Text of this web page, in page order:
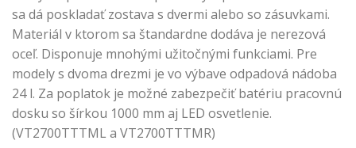
sa dá poskladať zostava s dvermi alebo so zásuvkami.
Materiál v ktorom sa štandardne dodáva je nerezová
oceľ. Disponuje mnohými užitočnými funkciami. Pre
modely s dvoma drezmi je vo výbave odpadová nádoba
24 l. Za poplatok je možné zabezpečiť batériu pracovnú
dosku so šírkou 1000 mm aj LED osvetlenie.
(VT2700TTTML a VT2700TTTMR)